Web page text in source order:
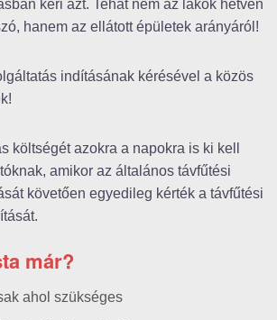
kéri azt. Tehát nem az lakók hetven
hanem az ellátott épületek arányáról!
indításának kérésével a közös
költségét azokra a napokra is ki kell
amikor az általános távfűtési
követően egyedileg kérték a távfűtési
már?
ahol szükséges